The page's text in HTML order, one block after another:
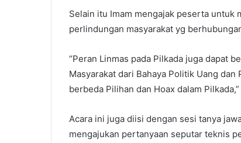
Selain itu Imam mengajak peserta untuk
perlindungan masyarakat yg
“Peran Linmas pada Pilkada juga dapat
Masyarakat dari Bahaya Politik Uang
berbeda Pilihan dan Hoax dalam
Acara ini juga diisi dengan sesi tanya
mengajukan pertanyaan seputar teknis